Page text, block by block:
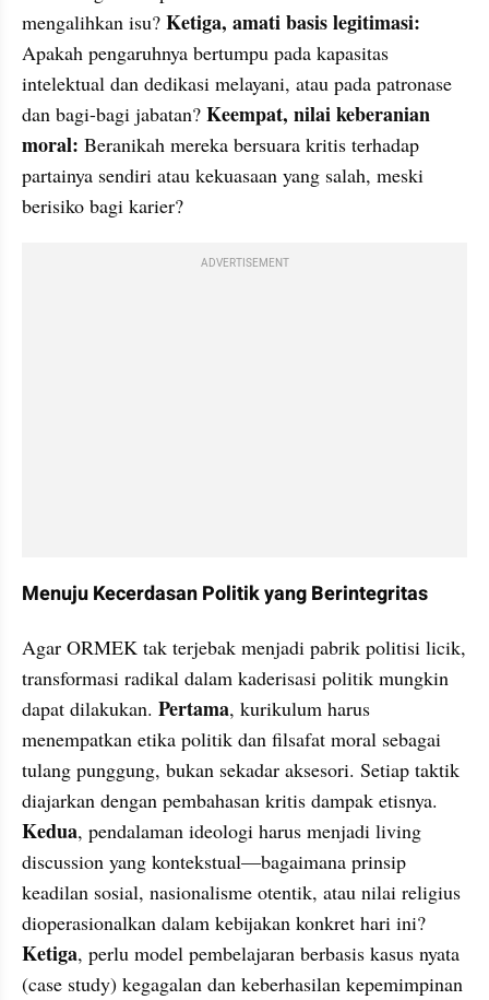
mengalihkan isu? Ketiga, amati basis legitimasi:
Apakah pengaruhnya bertumpu pada kapasitas
intelektual dan dedikasi melayani, atau pada patronase
dan bagi-bagi jabatan? Keempat, nilai keberanian
moral: Beranikah mereka bersuara kritis terhadap
partainya sendiri atau kekuasaan yang salah, meski
berisiko bagi karier?
ADVERTISEMENT
Menuju Kecerdasan Politik yang Berintegritas
Agar ORMEK tak terjebak menjadi pabrik politisi licik,
transformasi radikal dalam kaderisasi politik mungkin
dapat dilakukan. Pertama, kurikulum harus
menempatkan etika politik dan filsafat moral sebagai
tulang punggung, bukan sekadar aksesori. Setiap taktik
Kedua, pendalaman ideologi harus menjadi living
discussion yang kontekstual—bagaimana prinsip
keadilan sosial, nasionalisme otentik, atau nilai religius
Ketiga, perlu model pembelajaran berbasis kasus nyata
(case study) kegagalan dan keberhasilan kepemimpinan